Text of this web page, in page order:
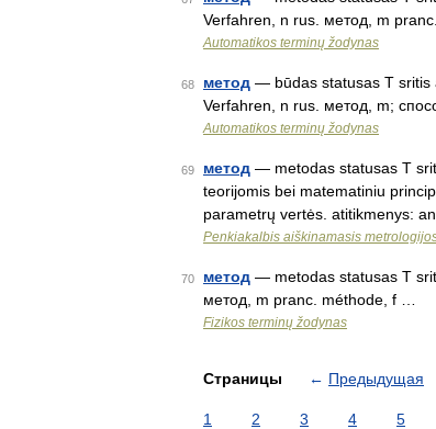
Verfahren, n rus. метод, m
Automatikos terminų žodynas
68 метод — būdas statusas T sritis
Verfahren, n rus. метод, m;
Automatikos terminų žodynas
69 метод — metodas statusas T
teorijomis bei matematiniu
parametrų vertės. atitikmenys:
Penkiakalbis aiškinamasis
70 метод — metodas statusas T
метод, m pranc. méthode, f …
Fizikos terminų žodynas
Страницы ← Предыдущая
1 2 3 4 5